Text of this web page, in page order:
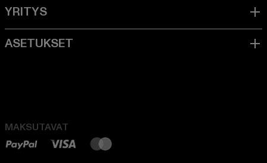
MAKSUTAVAT